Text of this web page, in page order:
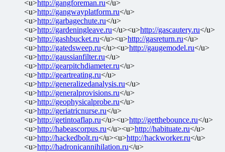
<u>http://gangforeman.ru</u>
<u>http://gangwayplatform.ru</u>
<u>http://garbagechute.ru</u>
<u>http://gardeningleave.ru</u><u>http://gascautery.ru</u>
<u>http://gashbucket.ru</u><u>http://gasreturn.ru</u>
<u>http://gatedsweep.ru</u><u>http://gaugemodel.ru</u>
<u>http://gaussianfilter.ru</u>
<u>http://gearpitchdiameter.ru</u>
<u>http://geartreating.ru</u>
<u>http://generalizedanalysis.ru</u>
<u>http://generalprovisions.ru</u>
<u>http://geophysicalprobe.ru</u>
<u>http://geriatricnurse.ru</u>
<u>http://getintoaflap.ru</u><u>http://getthebounce.ru</u>
<u>http://habeascorpus.ru</u><u>http://habituate.ru</u>
<u>http://hackedbolt.ru</u><u>http://hackworker.ru</u>
<u>http://hadronicannihilation.ru</u>